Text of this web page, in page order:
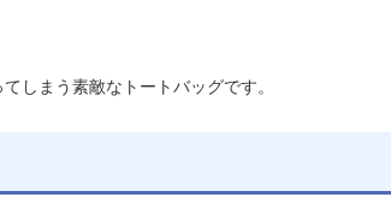
しまう素敵なトートバッグです。